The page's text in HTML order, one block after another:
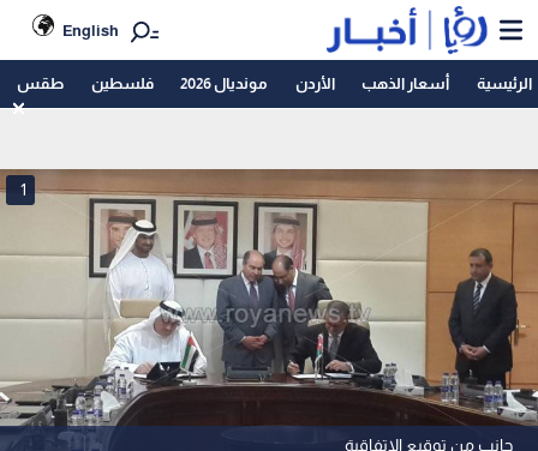
English
الرئيسية أسعار الذهب الأردن مونديال 2026 فلسطين طقس
جانب من توقيع الاتفاقية
1